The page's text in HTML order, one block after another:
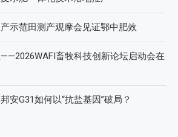
发路，示范推广架起丰收金桥梁 【鄂
户曹县！
水肥一体化技术落地推广